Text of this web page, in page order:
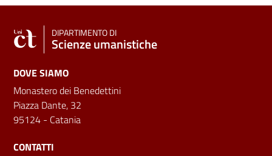
DIPARTIMENTO DI
Scienze umanistiche
DOVE SIAMO
Monastero dei Benedettini
Piazza Dante, 32
95124 - Catania
CONTATTI